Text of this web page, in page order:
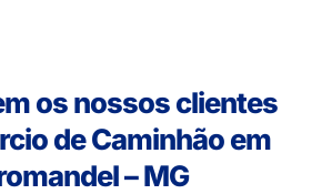
os nossos clientes
de Caminhão em
– MG